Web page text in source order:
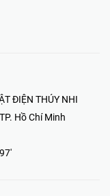
ĐIỆN THÚY NHI
Hồ Chí Minh